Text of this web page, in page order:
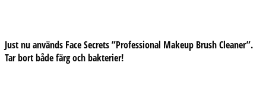
Just nu används Face Secrets”Professional Makeup Brush Cleaner”.
Tar bort både färg och bakterier!